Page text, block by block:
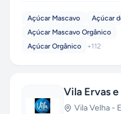
Açúcar Mascavo
Açúcar
Açúcar Mascavo Orgânico
Açúcar Orgânico
+112
Vila Ervas
Vila Velha -